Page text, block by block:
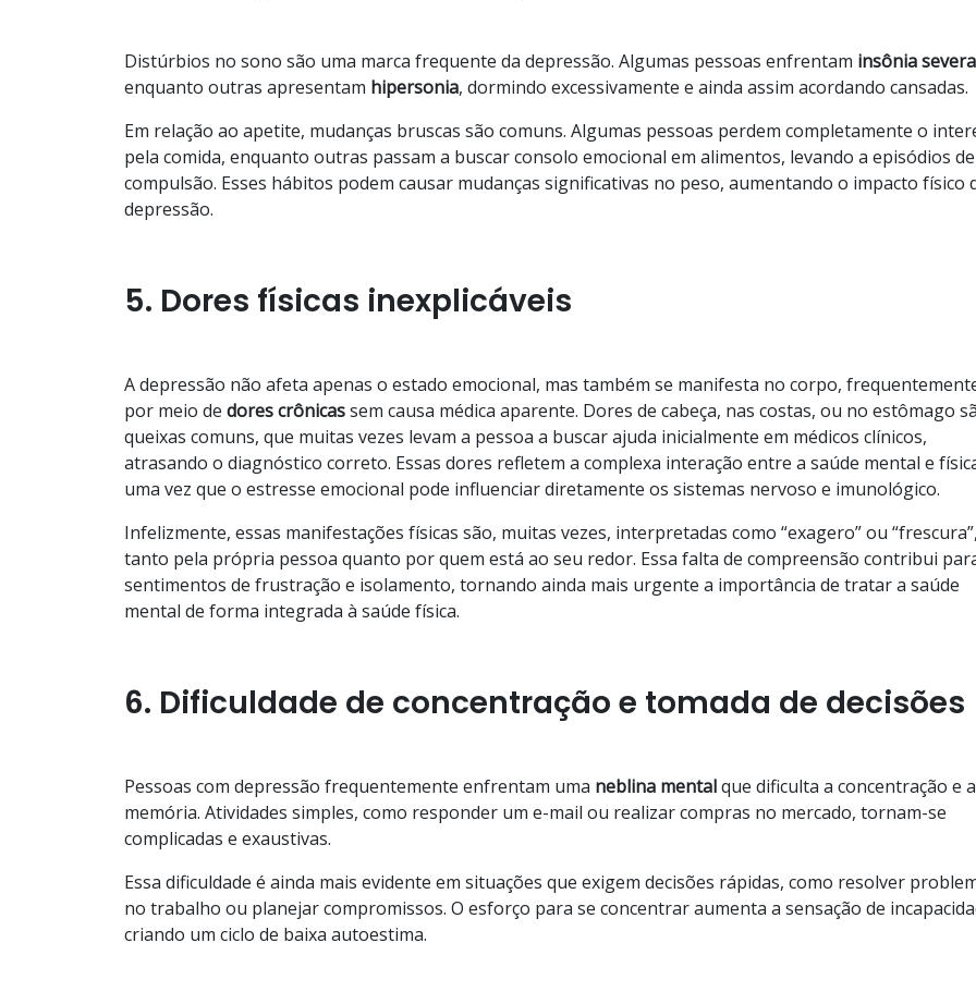
Distúrbios no sono são uma marca frequente da depressão. Algumas pessoas enfrentam insôniasevera
enquanto outras apresentam hipersonia, dormindo excessivamente e ainda assim acordando cansadas.
Em relação ao apetite, mudanças bruscas são comuns. Algumas pessoas perdem completamente o
pela comida, enquanto outras passam a buscar consolo emocional em alimentos, levando a episódios de
compulsão. Esses hábitos podem causar mudanças significativas no peso, aumentando o impacto físico
depressão.
5. Dores físicas inexplicáveis
A depressão não afeta apenas o estado emocional, mas também se manifesta no corpo,
por meio de dorescrônicassem causa médica aparente. Dores de cabeça, nas costas, ou no estômago
queixas comuns, que muitas vezes levam a pessoa a buscar ajuda inicialmente em médicos clínicos,
atrasando o diagnóstico correto. Essas dores refletem a complexa interação entre a saúde mental e
uma vez que o estresse emocional pode influenciar diretamente os sistemas nervoso e imunológico.
Infelizmente, essas manifestações físicas são, muitas vezes, interpretadas como “exagero” ou “frescura”,
tanto pela própria pessoa quanto por quem está ao seu redor. Essa falta de compreensão contribui
sentimentos de frustração e isolamento, tornando ainda mais urgente a importância de tratar a saúde
mental de forma integrada à saúde física.
6. Dificuldade de concentração e tomada de decisões
Pessoas com depressão frequentemente enfrentam uma neblina mentalque dificulta a concentração e a
memória. Atividades simples, como responder um e-mail ou realizar compras no mercado, tornam-se
complicadas e exaustivas.
Essa dificuldade é ainda mais evidente em situações que exigem decisões rápidas, como resolver
no trabalho ou planejar compromissos. O esforço para se concentrar aumenta a sensação de
criando um ciclo de baixa autoestima.